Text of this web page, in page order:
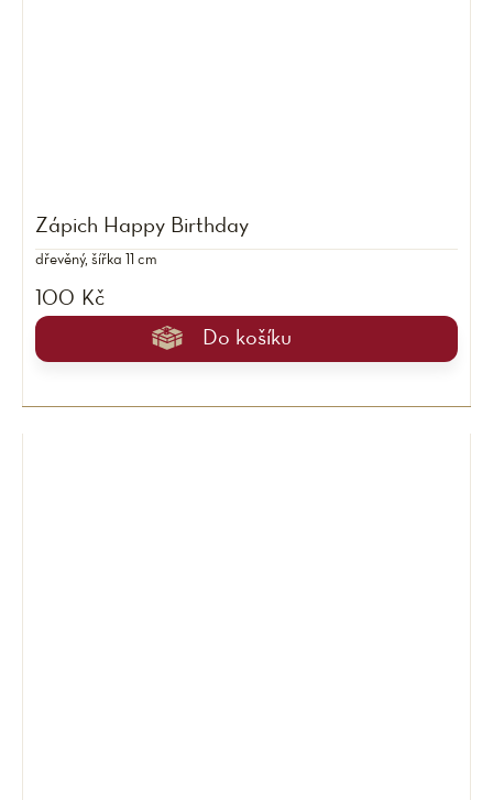
Zápich Happy Birthday
100 Kč
Do košíku
dřevěný, šířka 11 cm